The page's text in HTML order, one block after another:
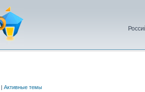
| Активные темы